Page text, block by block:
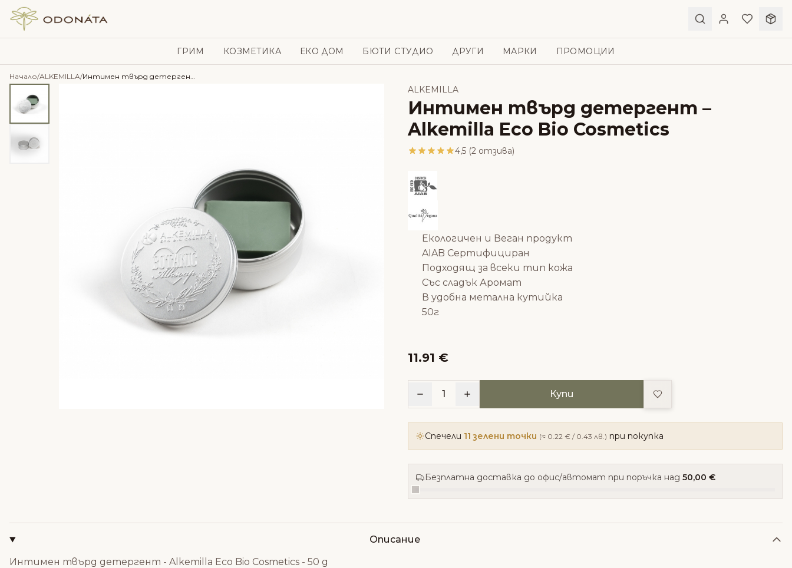
Skip to content
ГРИМ КОЗМЕТИКА ЕКО ДОМ БЮТИ СТУДИО ДРУГИ МАРКИ ПРОМОЦИИ
Начало/ALKEMILLA/ Интимен твърд детергент – Alkemilla Eco Bio Cosmetics
ALKEMILLA
Интимен твърд детергент –
Alkemilla Eco Bio Cosmetics
4,5 (2 отзива)
Екологичен и Веган продукт
AIAB Сертифициран
Подходящ за всеки тип кожа
Със сладък Аромат
В удобна метална кутийка
50г
11.91 €
1 Купи Добави в любими
Спечели 11 зелени точки (≈ 0.22 € / 0.43 лв.) при покупка
Безплатна доставка до офис/автомат при поръчка над 50,00 €
Описание
Интимен твърд детергент - Alkemilla Eco Bio Cosmetics - 50 g